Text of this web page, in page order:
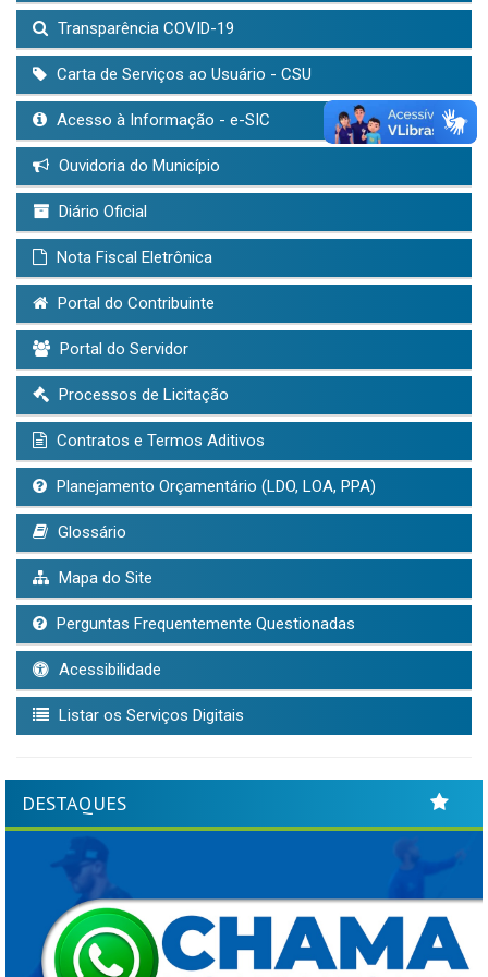
Transparência COVID-19
Carta de Serviços ao Usuário - CSU
Acesso à Informação - e-SIC
Ouvidoria do Município
Diário Oficial
Nota Fiscal Eletrônica
Portal do Contribuinte
Portal do Servidor
Processos de Licitação
Contratos e Termos Aditivos
Planejamento Orçamentário (LDO, LOA, PPA)
Glossário
Mapa do Site
Perguntas Frequentemente Questionadas
Acessibilidade
Listar os Serviços Digitais
DESTAQUES